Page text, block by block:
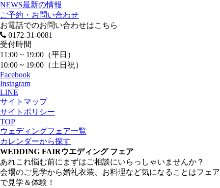
NEWS最新の情報
ご予約・お問い合わせ
お電話でのお問い合わせはこちら
0172-31-0081
受付時間
11:00 ~ 19:00（平日）
10:00 ~ 19:00（土日祝）
Facebook
Instagram
LINE
サイトマップ
サイトポリシー
TOP
ウェディングフェア一覧
カレンダーから探す
WEDDING FAIRウエディング フェア
あれこれ悩む前にまずはご相談にいらっしゃいませんか？
会場のご見学から婚礼衣装、お料理など気になることはフェア
で見学＆体験！